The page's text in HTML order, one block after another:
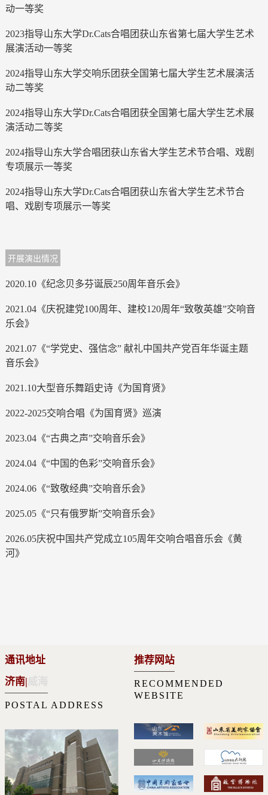
动一等奖
2023指导山东大学Dr.Cats合唱团获山东省第七届大学生艺术
展演活动一等奖
2024指导山东大学交响乐团获全国第七届大学生艺术展演活
动二等奖
2024指导山东大学Dr.Cats合唱团获全国第七届大学生艺术展
演活动二等奖
2024指导山东大学合唱团获山东省大学生艺术节合唱、戏剧
专项展示一等奖
2024指导山东大学Dr.Cats合唱团获山东省大学生艺术节合
唱、戏剧专项展示一等奖
开展演出情况
2020.10《纪念贝多芬诞辰250周年音乐会》
2021.04《庆祝建党100周年、建校120周年“致敬英雄”交响音
乐会》
2021.07《“学党史、强信念” 献礼中国共产党百年华诞主题
音乐会》
2021.10大型音乐舞蹈史诗《为国育贤》
2022-2025交响合唱《为国育贤》巡演
2023.04《“古典之声”交响音乐会》
2024.04《“中国的色彩”交响音乐会》
2024.06《“致敬经典”交响音乐会》
2025.05《“只有俄罗斯”交响音乐会》
2026.05庆祝中国共产党成立105周年交响合唱音乐会《黄
河》
通讯地址
济南|
POSTAL ADDRESS
推荐网站
RECOMMENDED
WEBSITE